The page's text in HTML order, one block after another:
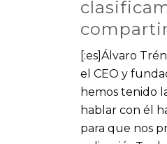
[:es]Álvaro
el CEO y
hemos tenido
hablar con él
para que nos